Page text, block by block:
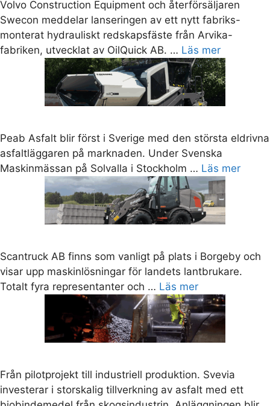
Volvo Construction Equipment och återförsäljaren
Swecon meddelar lanseringen av ett nytt fabriks-
monterat hydrauliskt redskapsfäste från Arvika-
fabriken, utvecklat av OilQuick AB. … Läs mer
Peab Asfalt blir först i Sverige med den största eldrivna
asfaltläggaren på marknaden. Under Svenska
Maskinmässan på Solvalla i Stockholm … Läs mer
Scantruck AB finns som vanligt på plats i Borgeby och
visar upp maskinlösningar för landets lantbrukare.
Totalt fyra representanter och … Läs mer
Från pilotprojekt till industriell produktion. Svevia
investerar i storskalig tillverkning av asfalt med ett